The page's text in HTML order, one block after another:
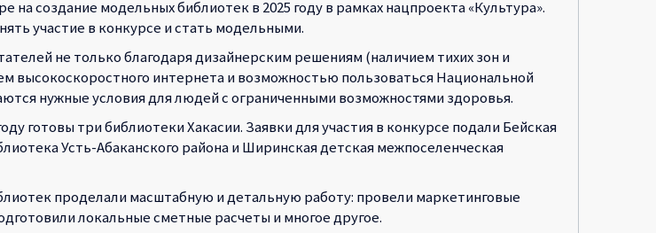
на создание модельных библиотек в 2025 году в рамках нацпроекта «Культура».
участие в конкурсе и стать модельными.
не только благодаря дизайнерским решениям (наличием тихих зон и
высокоскоростного интернета и возможностью пользоваться Национальной
нужные условия для людей с ограниченными возможностями здоровья.
готовы три библиотеки Хакасии. Заявки для участия в конкурсе подали Бейская
Усть-Абаканского района и Ширинская детская межпоселенческая
проделали масштабную и детальную работу: провели маркетинговые
локальные сметные расчеты и многое другое.